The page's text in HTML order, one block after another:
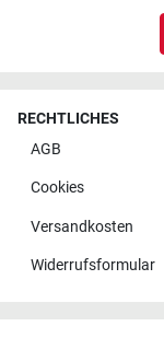
RECHTLICHES
AGB
Cookies
Versandkosten
Widerrufsformular